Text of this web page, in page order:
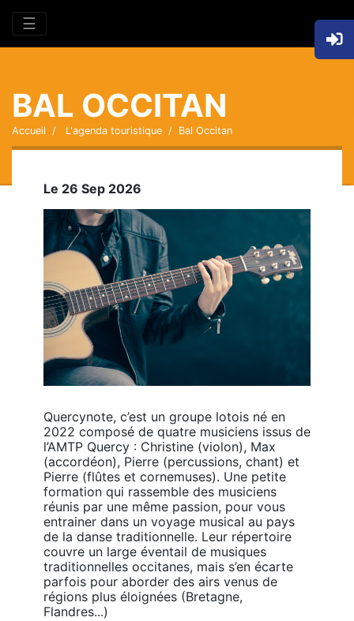
☰
BAL OCCITAN
Accueil L'agenda touristique Bal Occitan
Le 26 Sep 2026
Quercynote, c’est un groupe lotois né en
2022 composé de quatre musiciens issus de
l’AMTP Quercy : Christine (violon), Max
(accordéon), Pierre (percussions, chant) et
Pierre (flûtes et cornemuses). Une petite
formation qui rassemble des musiciens
réunis par une même passion, pour vous
entrainer dans un voyage musical au pays
de la danse traditionnelle. Leur répertoire
couvre un large éventail de musiques
traditionnelles occitanes, mais s’en écarte
parfois pour aborder des airs venus de
régions plus éloignées (Bretagne,
Flandres...)